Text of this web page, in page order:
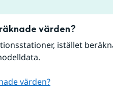
värden?
istället
värden?